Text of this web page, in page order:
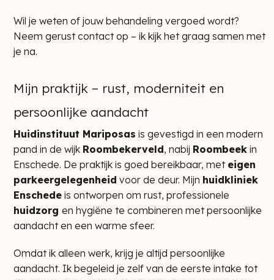
Wil je weten of jouw behandeling vergoed wordt?
Neem gerust contact op – ik kijk het graag samen met
je na.
Mijn praktijk – rust, moderniteit en
persoonlijke aandacht
Huidinstituut Mariposas is gevestigd in een modern
pand in de wijk Roombekerveld, nabij Roombeek in
Enschede. De praktijk is goed bereikbaar, met eigen
parkeergelegenheid voor de deur. Mijn huidkliniek
Enschede is ontworpen om rust, professionele
huidzorg en hygiëne te combineren met persoonlijke
aandacht en een warme sfeer.
Omdat ik alleen werk, krijg je altijd persoonlijke
aandacht. Ik begeleid je zelf van de eerste intake tot